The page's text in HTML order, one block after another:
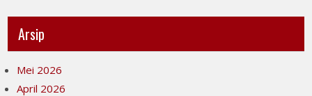
Arsip
Mei 2026
April 2026